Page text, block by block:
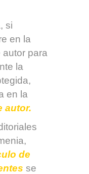
si
en la
para
la
en la
autor.
de
se